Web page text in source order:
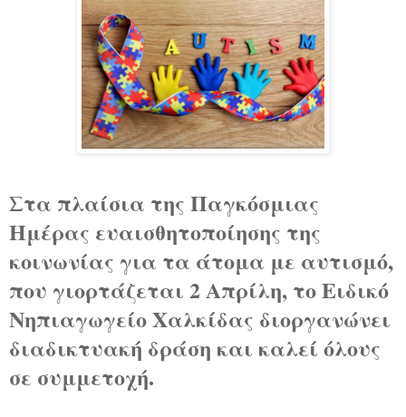
Στα πλαίσια της Παγκόσμιας
Ημέρας ευαισθητοποίησης της
κοινωνίας για τα άτομα με αυτισμό,
που γιορτάζεται 2 Απρίλη, το Ειδικό
Νηπιαγωγείο Χαλκίδας διοργανώνει
διαδικτυακή δράση και καλεί όλους
σε συμμετοχή.